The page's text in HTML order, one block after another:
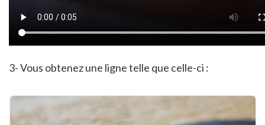
3- Vous obtenez une ligne telle que celle-ci :